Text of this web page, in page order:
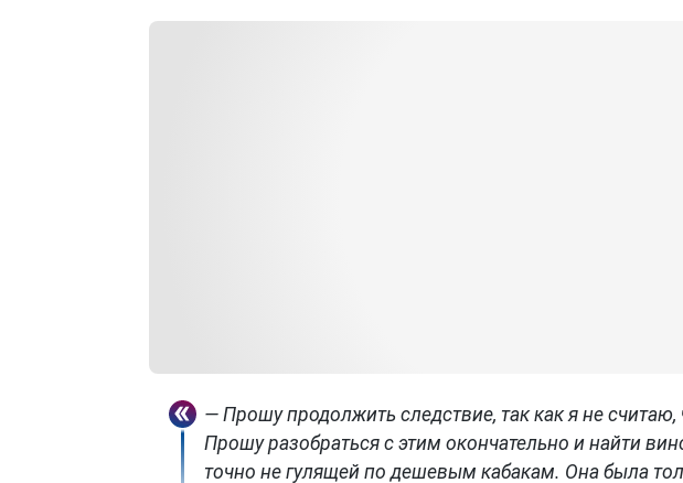
— Прошу продолжить следствие, так как я не считаю,
Прошу разобраться с этим окончательно и найти
точно не гулящей по дешевым кабакам. Она была